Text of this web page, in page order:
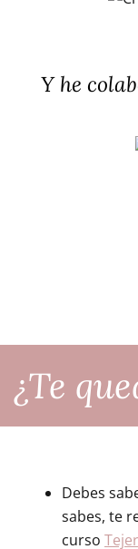
Y he
¿Te
Debes
sabes, te
curso